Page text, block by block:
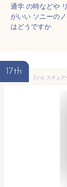
通学 の時などや
がいい ソニーの
はどうですか
17th